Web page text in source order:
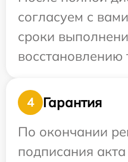
согласуем с
сроки
восстановлению
4
Гарантия
По окончании
подписания